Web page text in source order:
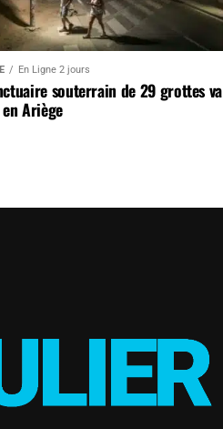
En Ligne 2 jours
souterrain de 29 grottes va
Ariège